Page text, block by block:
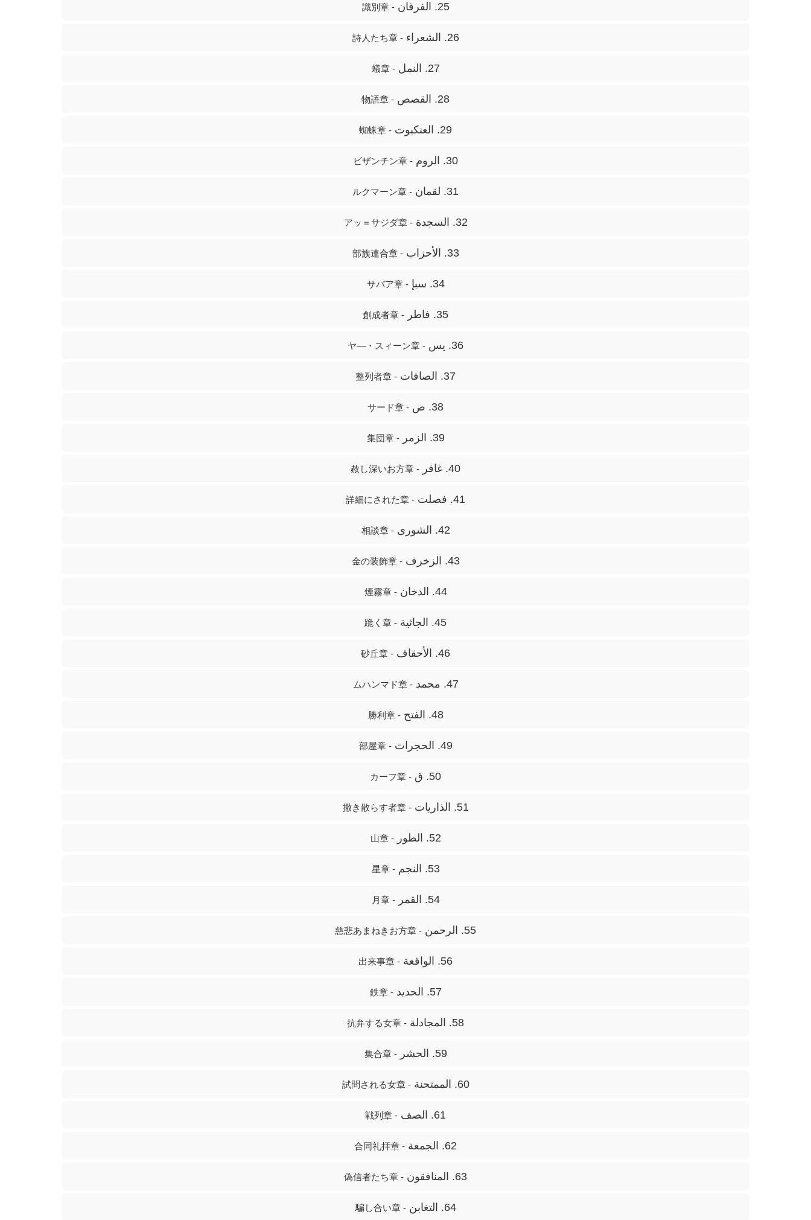
25. الفرقان - 識別章
26. الشعراء - 詩人たち章
27. النمل - 蟻章
28. القصص - 物語章
29. العنكبوت - 蜘蛛章
30. الروم - ビザンチン章
31. لقمان - ルクマーン章
32. السجدة - アッ＝サジダ章
33. الأحزاب - 部族連合章
34. سبإ - サバア章
35. فاطر - 創成者章
36. يس - ヤ―・スィーン章
37. الصافات - 整列者章
38. ص - サード章
39. الزمر - 集団章
40. غافر - 赦し深いお方章
41. فصلت - 詳細にされた章
42. الشورى - 相談章
43. الزخرف - 金の装飾章
44. الدخان - 煙霧章
45. الجاثية - 跪く章
46. الأحقاف - 砂丘章
47. محمد - ムハンマド章
48. الفتح - 勝利章
49. الحجرات - 部屋章
50. ق - カーフ章
51. الذاريات - 撒き散らす者章
52. الطور - 山章
53. النجم - 星章
54. القمر - 月章
55. الرحمن - 慈悲あまねきお方章
56. الواقعة - 出来事章
57. الحديد - 鉄章
58. المجادلة - 抗弁する女章
59. الحشر - 集合章
60. الممتحنة - 試問される女章
61. الصف - 戦列章
62. الجمعة - 合同礼拝章
63. المنافقون - 偽信者たち章
64. التغابن - 騙し合い章